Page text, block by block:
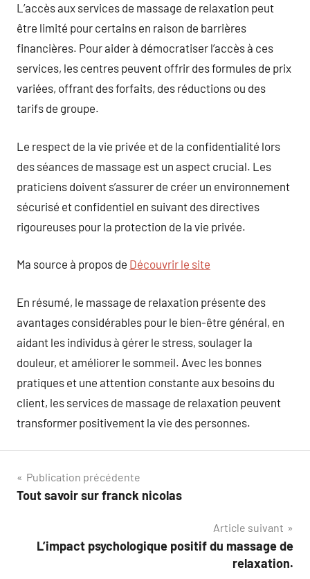
L’accès aux services de massage de relaxation peut
être limité pour certains en raison de barrières
financières. Pour aider à démocratiser l’accès à ces
services, les centres peuvent offrir des formules de prix
variées, offrant des forfaits, des réductions ou des
tarifs de groupe.
Le respect de la vie privée et de la confidentialité lors
des séances de massage est un aspect crucial. Les
praticiens doivent s’assurer de créer un environnement
sécurisé et confidentiel en suivant des directives
rigoureuses pour la protection de la vie privée.
Ma source à propos de Découvrir le site
En résumé, le massage de relaxation présente des
avantages considérables pour le bien-être général, en
aidant les individus à gérer le stress, soulager la
douleur, et améliorer le sommeil. Avec les bonnes
pratiques et une attention constante aux besoins du
client, les services de massage de relaxation peuvent
transformer positivement la vie des personnes.
Navigation
de
Publication précédente
Tout savoir sur franck nicolas
Article suivant
L’impact psychologique positif du massage de
relaxation.